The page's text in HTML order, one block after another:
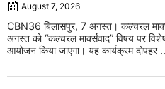
August 7, 2026
CBN36 बिलासपुर, 7 अगस्त। कल्चरल
अगस्त को “कल्चरल मार्क्सवाद” विषय पर
आयोजन किया जाएगा। यह कार्यक्रम दोपहर